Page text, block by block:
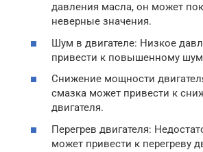
давления масла, он может
неверные значения.
Шум в двигателе: Низкое
привести к повышенному
Снижение мощности
смазка может привести к
двигателя.
Перегрев двигателя:
может привести к перегреву